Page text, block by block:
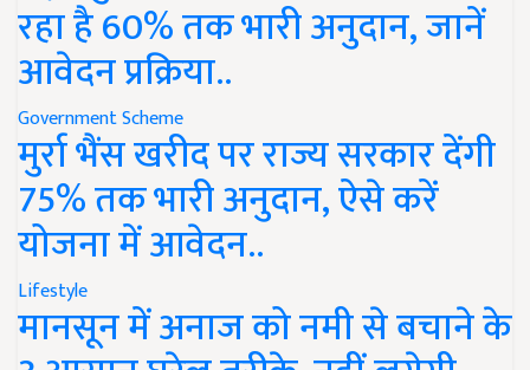
रहा है 60% तक भारी अनुदान, जानें
आवेदन प्रक्रिया..
Government Scheme
मुर्रा भैंस खरीद पर राज्य सरकार देंगी
75% तक भारी अनुदान, ऐसे करें
योजना में आवेदन..
Lifestyle
मानसून में अनाज को नमी से बचाने के